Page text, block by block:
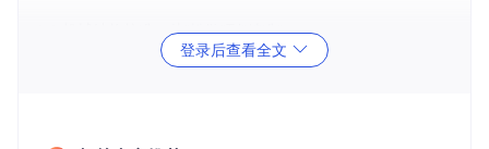
1.1 机械结构校准：从"松散"到"精准"
机械结构的精度直接决定了固件优化的上限。以XYZ轴的正交
登录后查看全文